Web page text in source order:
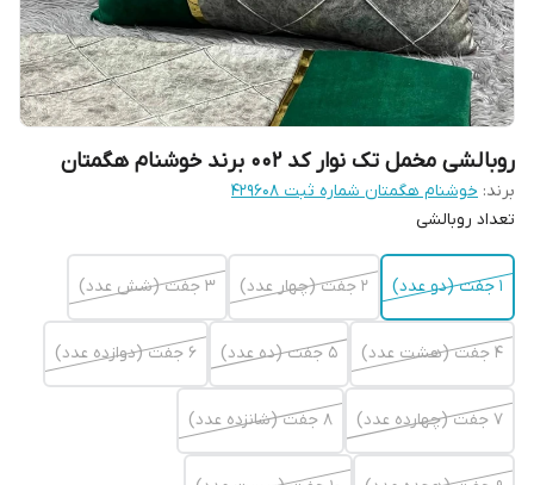
روبالشی مخمل تک نوار کد 002 برند خوشنام هگمتان
برند: خوشنام هگمتان شماره ثبت ۴۲۹۶۰۸
تعداد روبالشی
1 جفت (دو عدد) 2 جفت (چهار عدد) 3 جفت (شش عدد)
4 جفت (هشت عدد) 5 جفت (ده عدد) 6 جفت (دوازده عدد)
7 جفت (چهارده عدد) 8 جفت (شانزده عدد)